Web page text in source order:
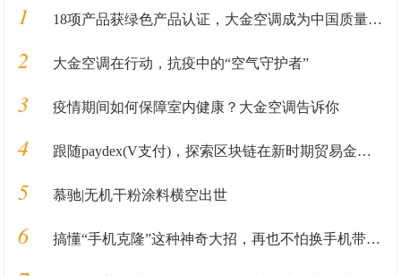
1 18项产品获绿色产品认证，大金空调成为中国质量认证中心“绿色产品首批获证企业”
2 大金空调在行动，抗疫中的“空气守护者”
3 疫情期间如何保障室内健康？大金空调告诉你
4 跟随paydex(V支付)，探索区块链在新时期贸易金融业务中的应用
5 慕驰|无机干粉涂料横空出世
6 搞懂“手机克隆”这种神奇大招，再也不怕换手机带来的数据丢失